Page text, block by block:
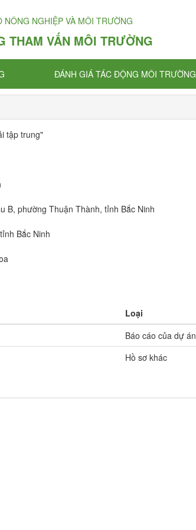
NÔNG NGHIỆP VÀ MÔI TRƯỜNG
THAM VẤN MÔI TRƯỜNG
ĐÁNH GIÁ TÁC ĐỘNG MÔI TRƯỜNG
tập trung"
B, phường Thuận Thành, tỉnh Bắc Ninh
Bắc Ninh
Loại
Báo cáo của dự án
Hồ sơ khác